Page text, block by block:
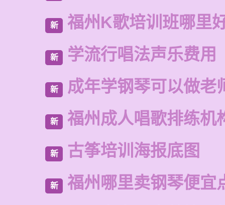
新 福州K歌培训班哪里
新 学流行唱法声乐费用
新 成年学钢琴可以做老
新 福州成人唱歌排练机
新 古筝培训海报底图
新 福州哪里卖钢琴便宜